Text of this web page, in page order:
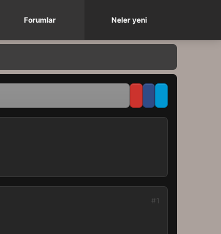
Forumlar Neler yeni
#1